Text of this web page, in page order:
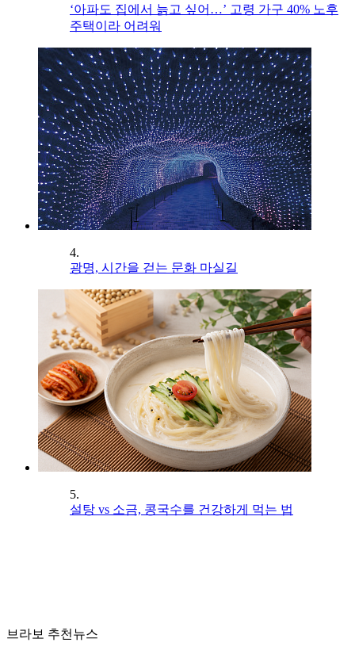
‘아파도 집에서 늙고 싶어…’ 고령 가구 40% 노후
주택이라 어려워
4.
광명, 시간을 걷는 문화 마실길
5.
설탕 vs 소금, 콩국수를 건강하게 먹는 법
브라보 추천뉴스